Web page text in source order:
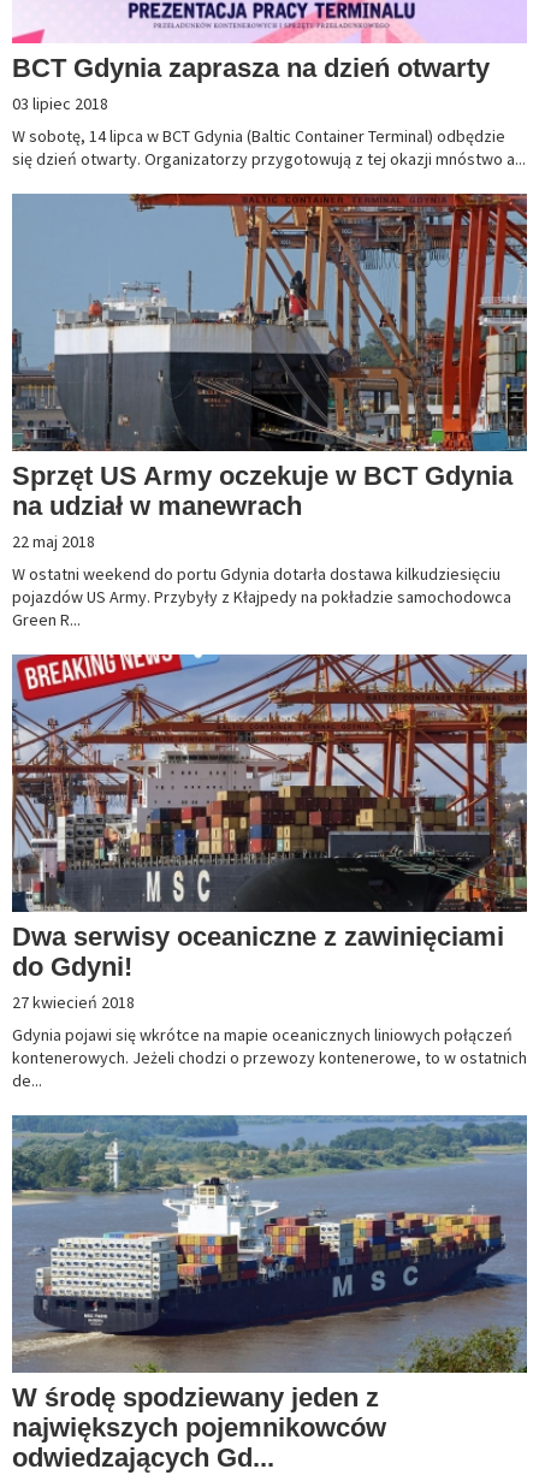
BCT Gdynia zaprasza na dzień otwarty
03 lipiec 2018
W sobotę, 14 lipca w BCT Gdynia (Baltic Container Terminal) odbędzie
się dzień otwarty. Organizatorzy przygotowują z tej okazji mnóstwo a...
Sprzęt US Army oczekuje w BCT Gdynia
na udział w manewrach
22 maj 2018
W ostatni weekend do portu Gdynia dotarła dostawa kilkudziesięciu
pojazdów US Army. Przybyły z Kłajpedy na pokładzie samochodowca
Green R...
Dwa serwisy oceaniczne z zawinięciami
do Gdyni!
27 kwiecień 2018
Gdynia pojawi się wkrótce na mapie oceanicznych liniowych połączeń
kontenerowych. Jeżeli chodzi o przewozy kontenerowe, to w ostatnich
de...
W środę spodziewany jeden z
największych pojemnikowców
odwiedzających Gd...